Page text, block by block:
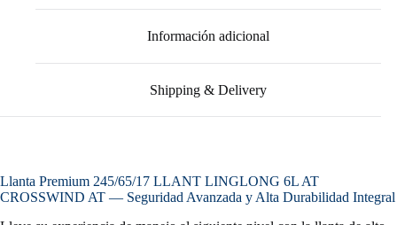
Información adicional
Shipping & Delivery
Llanta Premium 245/65/17 LLANT LINGLONG 6L AT
CROSSWIND AT — Seguridad Avanzada y Alta Durabilidad Integral